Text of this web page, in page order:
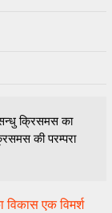
क्रिसमस का
की परम्परा
एक विमर्श